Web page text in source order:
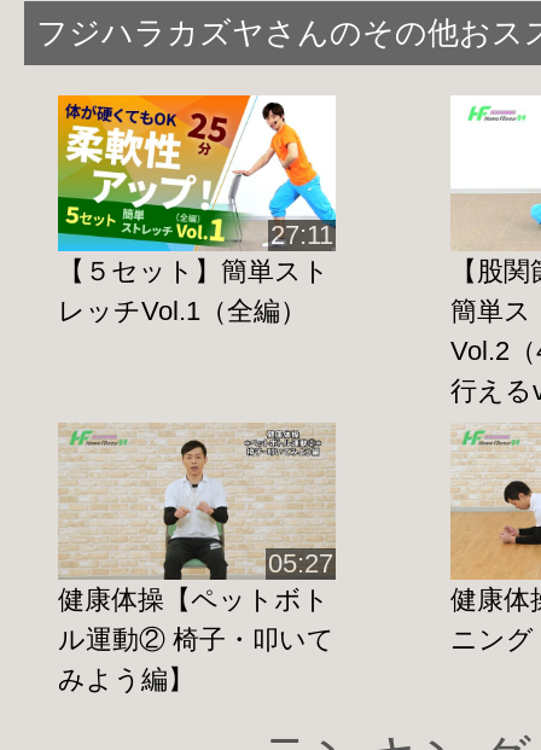
足指、足首、膝下、太もも、腹筋、背
全身のトレーニングメニューが盛りだ
立位・椅子・座位・寝位など、その日
ながら
毎日少しずつ体を動かして明日も元気
づくりをしていきましょう♪
『サルコペニア』
とは？
ギリシア語で「肉」を表す『サルコ』
ア』を組み合わせた
筋肉の喪失』という意味の造語です。
筋肉量が低下し、筋力又は身体能力が低
加齢によるものと不活動疾患、低栄養
ります。
＊太ももトレーニング効果＊
フジハラカズヤさんのその他おス
27:11
【５セット】簡単スト
レッチVol.1（全編）
【股
簡単ス
Vol.2
行える
05:27
健康体操【ペットボト
ル運動② 椅子・叩いて
みよう編】
健康体
ニング